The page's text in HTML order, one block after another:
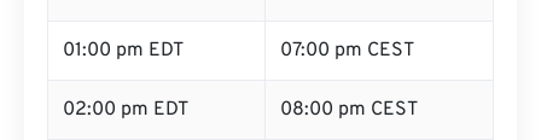
01:00 pm EDT 07:00 pm CEST
02:00 pm EDT 08:00 pm CEST